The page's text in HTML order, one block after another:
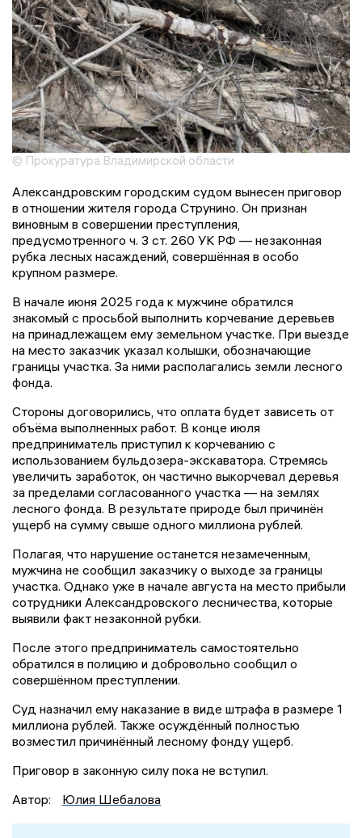
© Прокуратура Владимирской области
Александровским городским судом вынесен приговор
в отношении жителя города Струнино. Он признан
виновным в совершении преступления,
предусмотренного ч. 3 ст. 260 УК РФ — незаконная
рубка лесных насаждений, совершённая в особо
крупном размере.
В начале июня 2025 года к мужчине обратился
знакомый с просьбой выполнить корчевание деревьев
на принадлежащем ему земельном участке. При выезде
на место заказчик указал колышки, обозначающие
границы участка. За ними располагались земли лесного
фонда.
Стороны договорились, что оплата будет зависеть от
объёма выполненных работ. В конце июля
предприниматель приступил к корчеванию с
использованием бульдозера-экскаватора. Стремясь
увеличить заработок, он частично выкорчевал деревья
за пределами согласованного участка — на землях
лесного фонда. В результате природе был причинён
ущерб на сумму свыше одного миллиона рублей.
Полагая, что нарушение останется незамеченным,
мужчина не сообщил заказчику о выходе за границы
участка. Однако уже в начале августа на место прибыли
сотрудники Александровского лесничества, которые
выявили факт незаконной рубки.
После этого предприниматель самостоятельно
обратился в полицию и добровольно сообщил о
совершённом преступлении.
Суд назначил ему наказание в виде штрафа в размере 1
миллиона рублей. Также осуждённый полностью
возместил причинённый лесному фонду ущерб.
Приговор в законную силу пока не вступил.
Автор:
Юлия Шебалова